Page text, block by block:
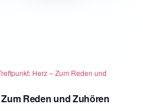
Reden und Zuhören
Herz – Zum Reden und